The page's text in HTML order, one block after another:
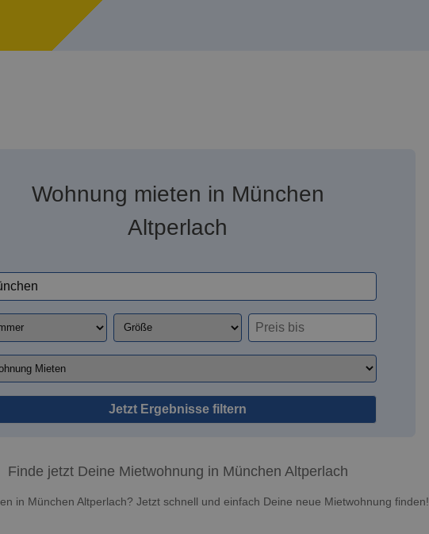
Wohnung mieten in München
Altperlach
Jetzt Ergebnisse filtern
Finde jetzt Deine Mietwohnung in München Altperlach
in München Altperlach? Jetzt schnell und einfach Deine neue Mietwohnung finden!